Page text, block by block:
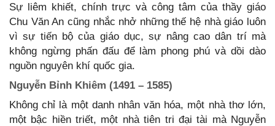
Sự liêm khiết, chính trực và công tâm của thầy giáo
Chu Văn An cũng nhắc nhở những thế hệ nhà giáo luôn
vì sự tiến bộ của giáo dục, sự nâng cao dân trí mà
không ngừng phấn đấu để làm phong phú và dồi dào
nguồn nguyên khí quốc gia.
Nguyễn Bỉnh Khiêm (1491 – 1585)
Không chỉ là một danh nhân văn hóa, một nhà thơ lớn,
một bậc hiền triết, một nhà tiên tri đại tài mà Nguyễn